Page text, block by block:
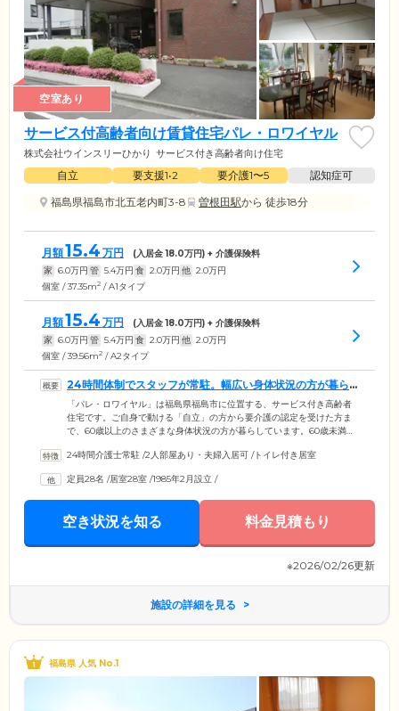
空室あり
サービス付高齢者向け賃貸住宅パレ・ロワイヤル
株式会社ウインスリーひかり サービス付き高齢者向け住宅
自立 要支援1•2 要介護1〜5
認知症可
福島県福島市北五老内町3-8
曽根田駅から 徒歩18分
月額15.4 万円 (入居金18.0万円) + 介護保険料
家 6.0万円 管 5.4万円 食 2.0万円 他 2.0万円
個室 / 37.35m2 / A1タイプ
月額15.4 万円 (入居金18.0万円) + 介護保険料
家 6.0万円 管 5.4万円 食 2.0万円 他 2.0万円
個室 / 39.56m2 / A2タイプ
24時間体制でスタッフが常駐。幅広い身体状況の方が暮ら
すお住まいです
「パレ・ロワイヤル」は福島県福島市に位置する、サービス付き高齢者
住宅です。ご自身で動ける「自立」の方から要介護の認定を受けた方ま
で、60歳以上のさまざまな身体状況の方が暮らしています。60歳未満で
ご相談ください。当施設は、24時間体制でスタッフが常駐しており、生
援サービスをご提供しています。これまでの生活スタイルを維持しなが
ら、ご自身のライフスタイルに合わせて自由にお過ごしいただけます。
24時間介護士常駐 /2人部屋あり・夫婦入居可 /トイレ付き居室
定員28名 /居室28室 /1985年2月設立 /
空き状況を知る 料金見積もり
※2026/02/26更新
施設の詳細を見る
福島県 人気 No.1